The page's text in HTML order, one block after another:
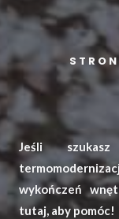
Jeśli
wykończeń
tutaj, aby pomóc!